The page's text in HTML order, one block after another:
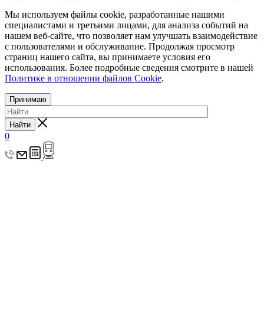
Мы используем файлы cookie, разработанные нашими
специалистами и третьими лицами, для анализа событий на
нашем веб-сайте, что позволяет нам улучшать взаимодействие
с пользователями и обслуживание. Продолжая просмотр
страниц нашего сайта, вы принимаете условия его
использования. Более подробные сведения смотрите в нашей
Политике в отношении файлов Cookie.
Принимаю
Найти
0